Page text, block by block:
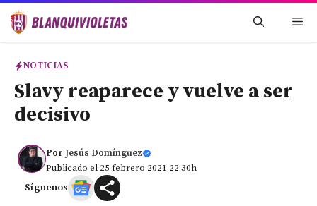
Saltar
NOTICIAS
Slavy reaparece y vuelve a ser
decisivo
Por Jesús Domínguez
Publicado el 25 febrero 2021 22:30h
Síguenos